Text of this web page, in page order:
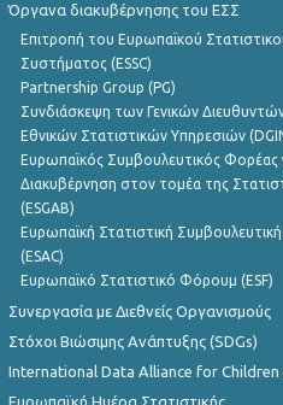
Όργανα διακυβέρνησης του ΕΣΣ
Επιτροπή του Ευρωπαϊκού
Συστήματος (ESSC)
Partnership Group (PG)
Συνδιάσκεψη των Γενικών
Εθνικών Στατιστικών Υπηρεσιών
Ευρωπαϊκός Συμβουλευτικός Φορέας
Διακυβέρνηση στον τομέα της
(ESGAB)
Ευρωπαϊκή Στατιστική
(ESAC)
Ευρωπαϊκό Στατιστικό Φόρουμ (ESF)
Συνεργασία με Διεθνείς Οργανισμούς
Στόχοι Βιώσιμης Ανάπτυξης (SDGs)
International Data Alliance for Children
Ευρωπαϊκή Ημέρα Στατιστικής